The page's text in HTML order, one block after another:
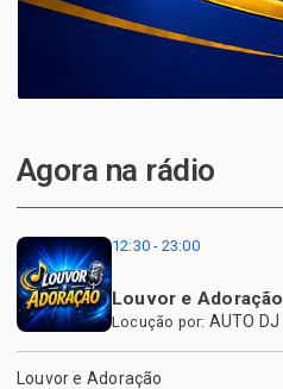
Agora na rádio
12:30 - 23:00
Louvor e Adoração
Locução por: AUTO DJ
Louvor e Adoração